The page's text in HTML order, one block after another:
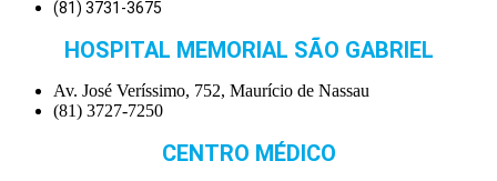
(81) 3731-3675
HOSPITAL MEMORIAL SÃO GABRIEL
Av. José Veríssimo, 752, Maurício de Nassau
(81) 3727-7250
CENTRO MÉDICO